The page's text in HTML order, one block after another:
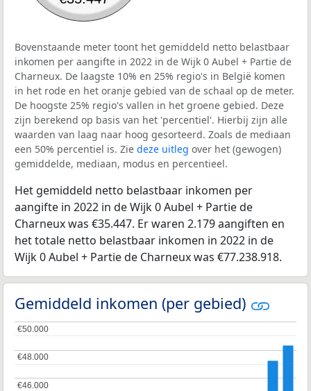
Bovenstaande meter toont het gemiddeld netto belastbaar
inkomen per aangifte in 2022 in de Wijk 0 Aubel + Partie de
Charneux. De laagste 10% en 25% regio's in België komen
in het rode en het oranje gebied van de schaal op de meter.
De hoogste 25% regio's vallen in het groene gebied. Deze
zijn berekend op basis van het 'percentiel'. Hierbij zijn alle
waarden van laag naar hoog gesorteerd. Zoals de mediaan
een 50% percentiel is. Zie deze uitleg over het (gewogen)
gemiddelde, mediaan, modus en percentieel.
Het gemiddeld netto belastbaar inkomen per
aangifte in 2022 in de Wijk 0 Aubel + Partie de
Charneux was €35.447. Er waren 2.179 aangiften en
het totale netto belastbaar inkomen in 2022 in de
Wijk 0 Aubel + Partie de Charneux was €77.238.918.
Gemiddeld inkomen (per gebied)
€46.000
€46.000
€48.000
€48.000
€50.000
€50.000